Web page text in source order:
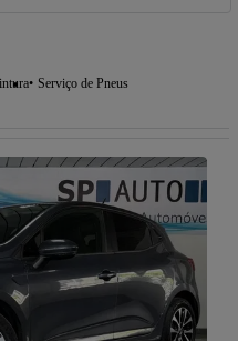
Serviço de Pneus